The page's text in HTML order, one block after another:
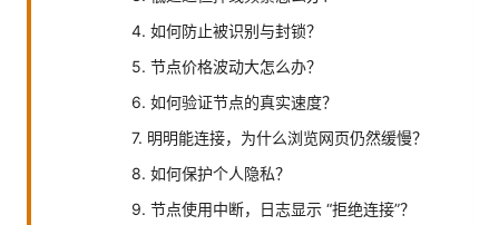
4. 如何防止被识别与封锁？
5. 节点价格波动大怎么办？
6. 如何验证节点的真实速度？
7. 明明能连接，为什么浏览网页仍然缓慢？
8. 如何保护个人隐私？
9. 节点使用中断，日志显示 “拒绝连接”？